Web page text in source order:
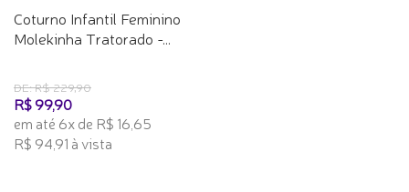
Coturno Infantil Feminino
Molekinha Tratorado -...
DE: R$ 229,90
R$ 99,90
em até 6x de R$ 16,65
R$ 94,91 à vista